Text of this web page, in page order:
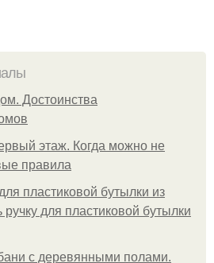
Достоинства
этаж. Когда можно не
правила
пластиковой бутылки из
ручку для пластиковой бутылки
с деревянными полами.